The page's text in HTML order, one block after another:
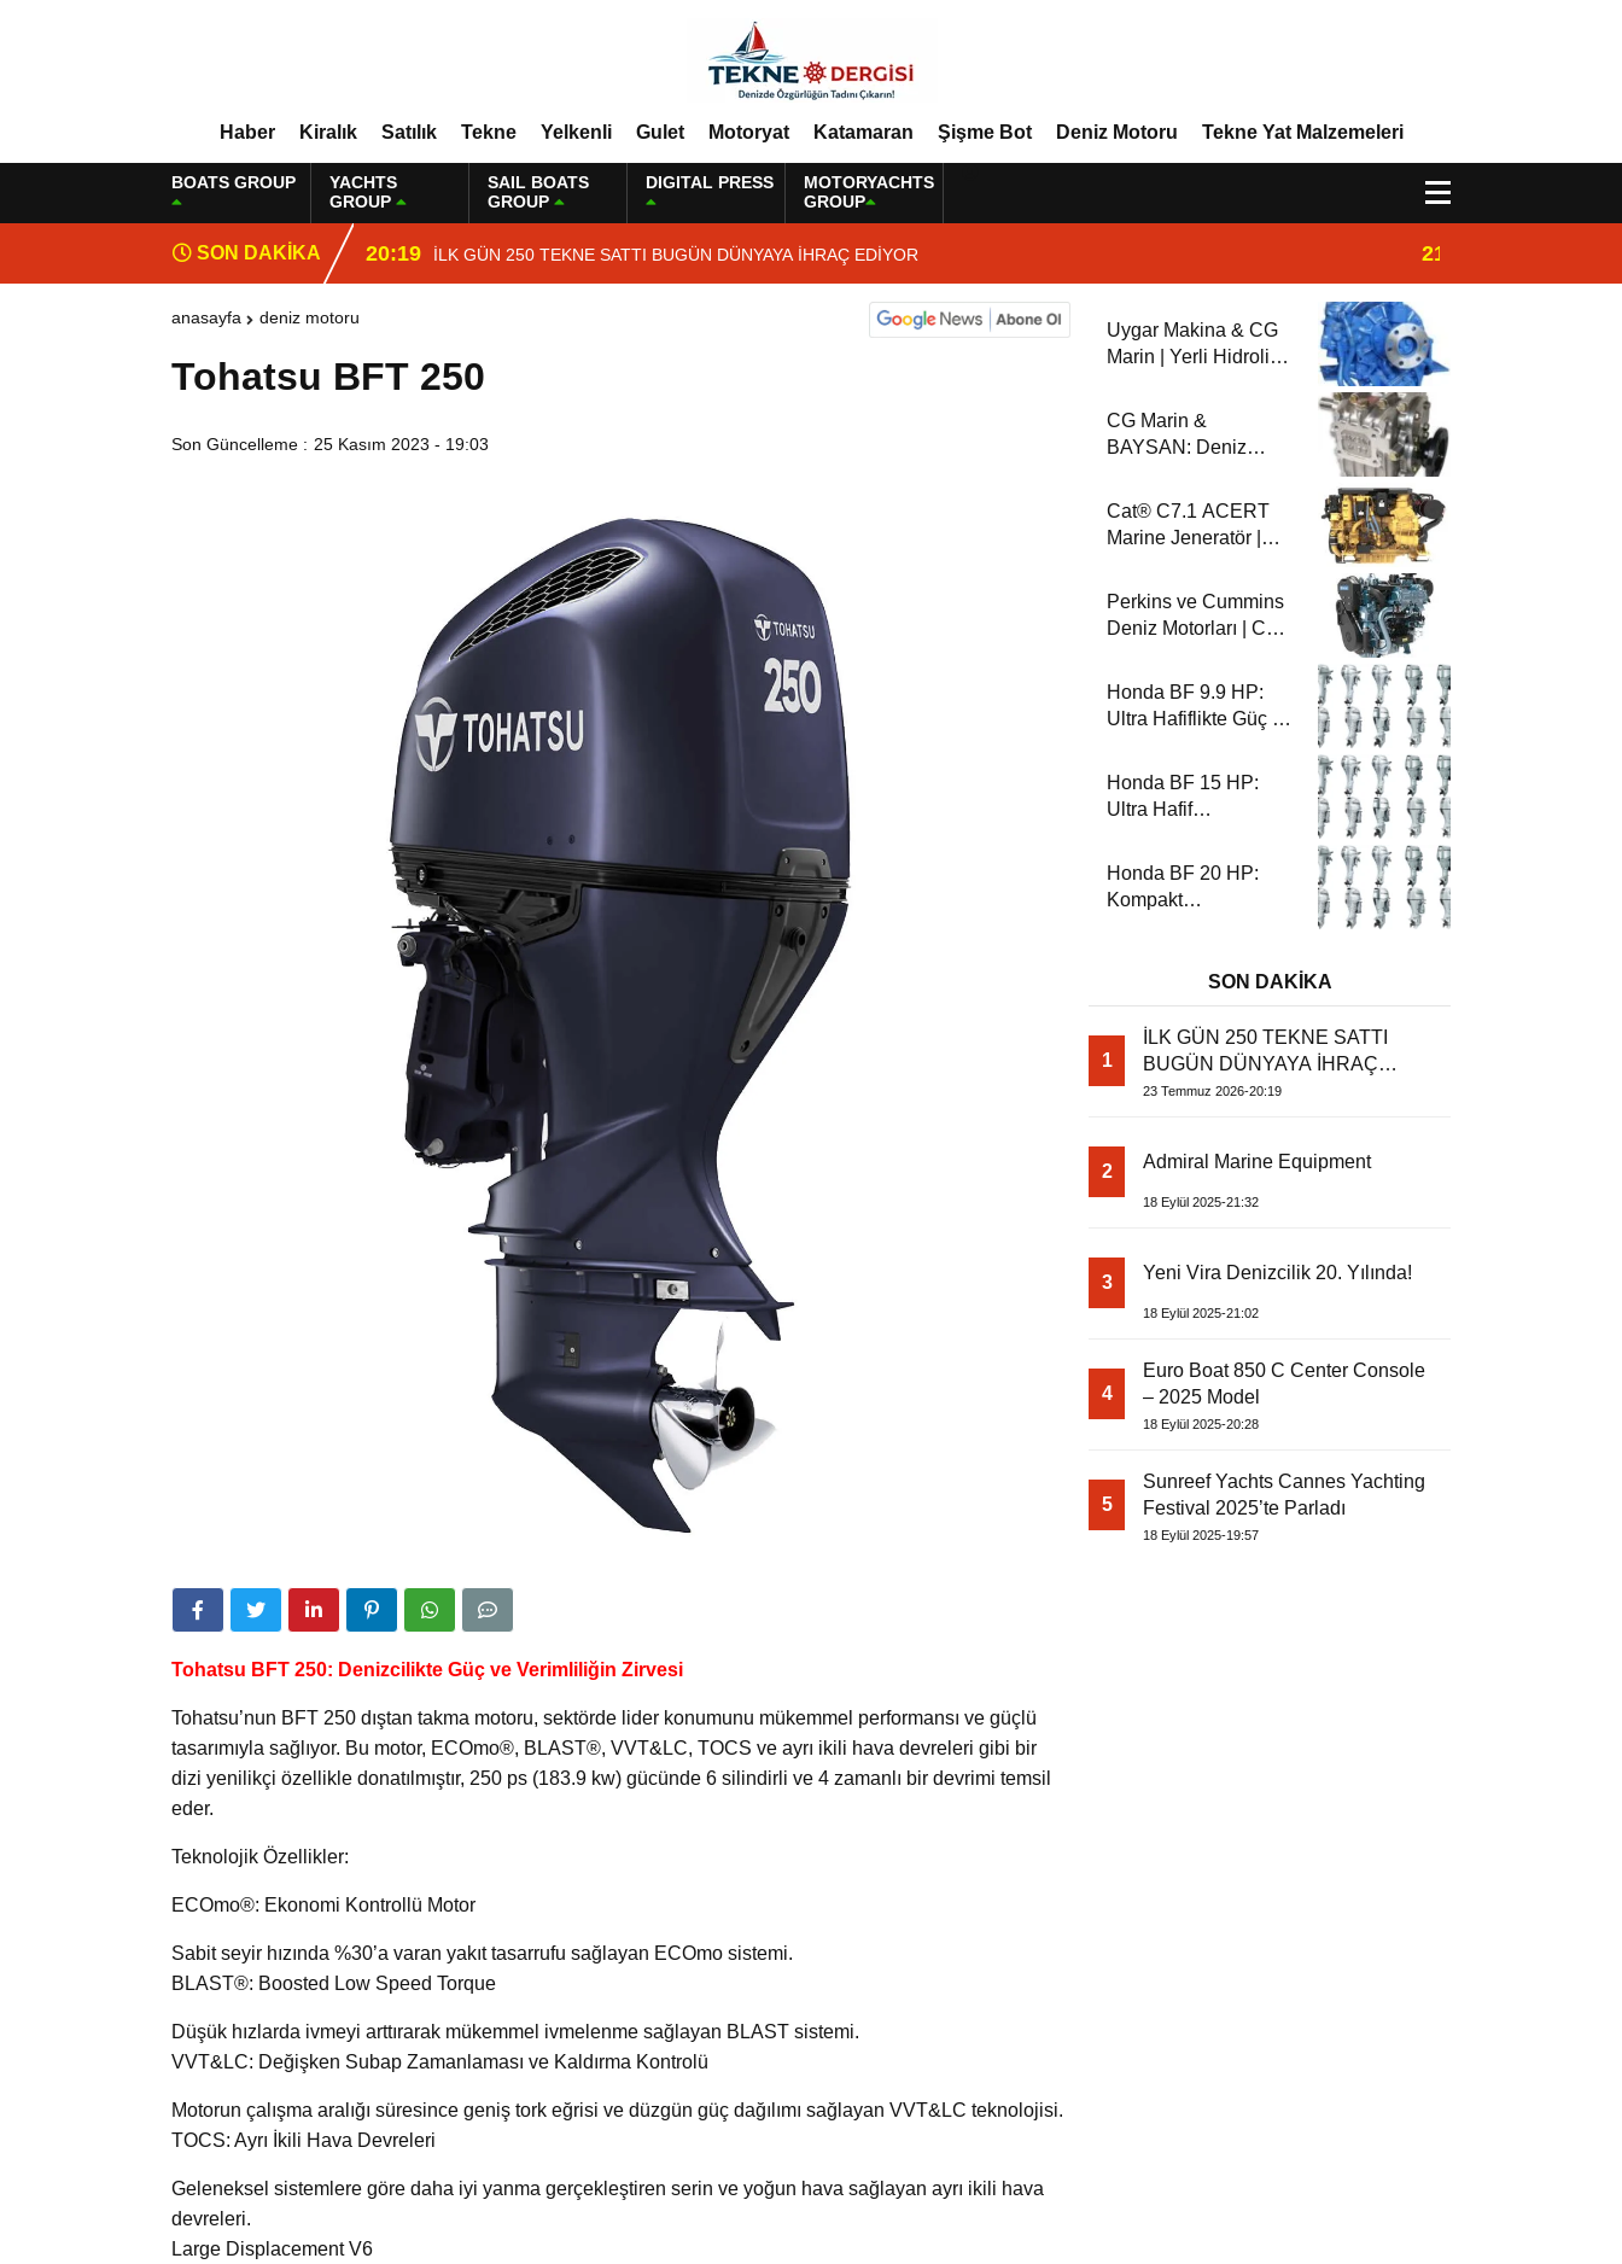
Haber Kiralık Satılık Tekne Yelkenli Gulet Motoryat Katamaran Şişme Bot Deniz Motoru Tekne Yat Malzemeleri
BOATS GROUP
YACHTS
GROUP
SAIL BOATS
GROUP
DIGITAL PRESS
MOTORYACHTS
GROUP
SON DAKİKA 20:19 İLK GÜN 250 TEKNE SATTI BUGÜN DÜNYAYA İHRAÇ EDİYOR 21:32
anasayfa deniz motoru
Tohatsu BFT 250
Son Güncelleme : 25 Kasım 2023 - 19:03
Tohatsu BFT 250: Denizcilikte Güç ve Verimliliğin Zirvesi
Tohatsu’nun BFT 250 dıştan takma motoru, sektörde lider konumunu mükemmel performansı ve güçlü
tasarımıyla sağlıyor. Bu motor, ECOmo®, BLAST®, VVT&LC, TOCS ve ayrı ikili hava devreleri gibi bir
dizi yenilikçi özellikle donatılmıştır, 250 ps (183.9 kw) gücünde 6 silindirli ve 4 zamanlı bir devrimi temsil
eder.
Teknolojik Özellikler:
ECOmo®: Ekonomi Kontrollü Motor
Sabit seyir hızında %30’a varan yakıt tasarrufu sağlayan ECOmo sistemi.
BLAST®: Boosted Low Speed Torque
Düşük hızlarda ivmeyi arttırarak mükemmel ivmelenme sağlayan BLAST sistemi.
VVT&LC: Değişken Subap Zamanlaması ve Kaldırma Kontrolü
Motorun çalışma aralığı süresince geniş tork eğrisi ve düzgün güç dağılımı sağlayan VVT&LC teknolojisi.
TOCS: Ayrı İkili Hava Devreleri
Geleneksel sistemlere göre daha iyi yanma gerçekleştiren serin ve yoğun hava sağlayan ayrı ikili hava
devreleri.
Large Displacement V6
Uygar Makina & CG
Marin | Yerli Hidrolik
ve Deniz Motorları
CG Marin &
BAYSAN: Deniz
Sistemlerinde
Güvenilir Ortaklık
Cat® C7.1 ACERT
Marine Jeneratör |
Marin
Perkins ve Cummins
Deniz Motorları | CG
Güvenilir Performans
Honda BF 9.9 HP:
Ultra Hafiflikte Güç ve
Honda BF 15 HP:
Ultra Hafif
Honda BF 20 HP:
Kompakt
SON DAKİKA
1
İLK GÜN 250 TEKNE SATTI
BUGÜN DÜNYAYA İHRAÇ
EDİYOR
23 Temmuz 2026-20:19
2 Admiral Marine Equipment
18 Eylül 2025-21:32
3 Yeni Vira Denizcilik 20. Yılında!
18 Eylül 2025-21:02
4
Euro Boat 850 C Center Console
– 2025 Model
18 Eylül 2025-20:28
5
Sunreef Yachts Cannes Yachting
Festival 2025’te Parladı
18 Eylül 2025-19:57